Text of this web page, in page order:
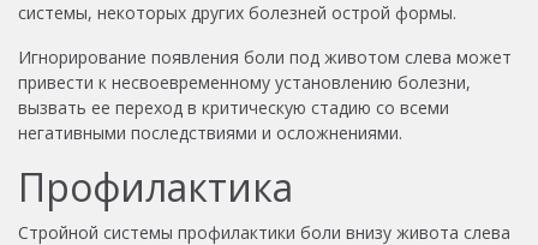
системы, некоторых других болезней острой формы.
Игнорирование появления боли под животом слева может
привести к несвоевременному установлению болезни,
вызвать ее переход в критическую стадию со всеми
негативными последствиями и осложнениями.
Профилактика
Стройной системы профилактики боли внизу живота слева